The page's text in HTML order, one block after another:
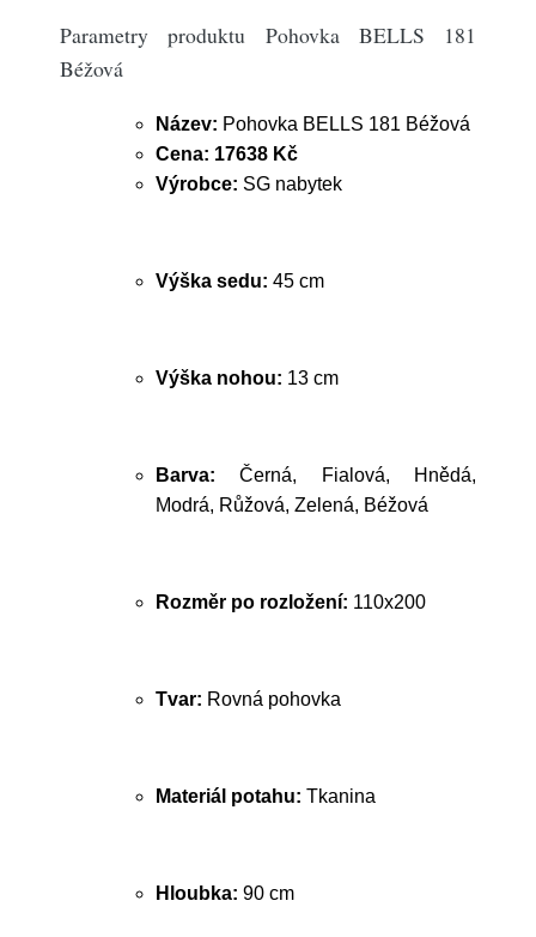
Parametry produktu Pohovka BELLS 181
Béžová
Název: Pohovka BELLS 181 Béžová
Cena: 17638 Kč
Výrobce: SG nabytek
Výška sedu: 45 cm
Výška nohou: 13 cm
Barva: Černá, Fialová, Hnědá,
Modrá, Růžová, Zelená, Béžová
Rozměr po rozložení: 110x200
Tvar: Rovná pohovka
Materiál potahu: Tkanina
Hloubka: 90 cm